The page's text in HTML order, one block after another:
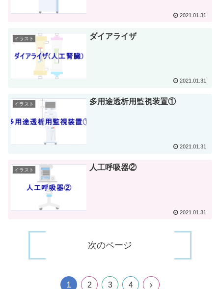
2021.01.31
イラスト ダイアライザ
2021.01.31
イラスト 多用途透析用監視装置①
2021.01.31
イラスト 人工呼吸器②
2021.01.31
次のページ
1 2 3 4